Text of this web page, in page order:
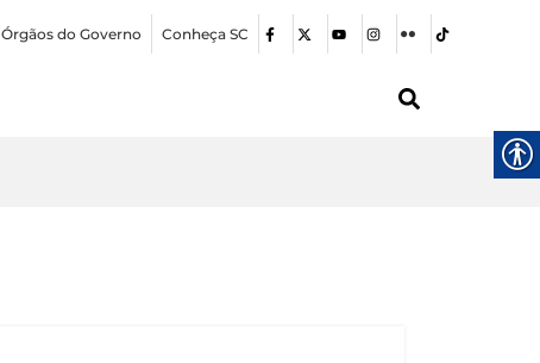
Órgãos do Governo Conheça SC